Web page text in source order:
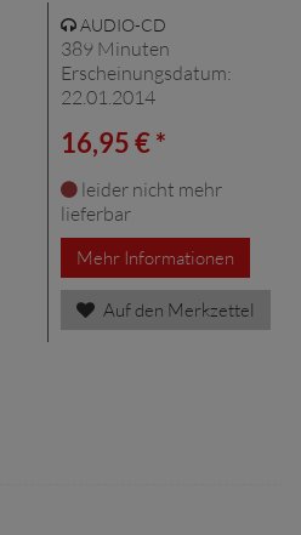
AUDIO-CD
389 Minuten
Erscheinungsdatum:
22.01.2014
16,95 € *
leider nicht mehr
lieferbar
Mehr Informationen
Auf den Merkzettel